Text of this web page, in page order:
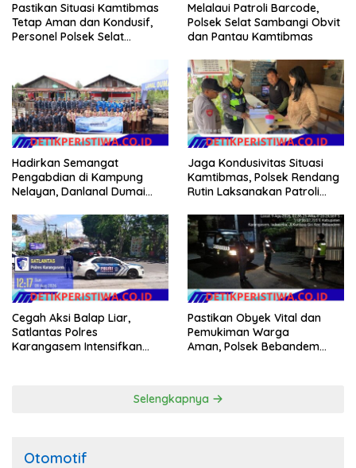
Pastikan Situasi Kamtibmas
Tetap Aman dan Kondusif,
Personel Polsek Selat
Melalaui Patroli Barcode,
Polsek Selat Sambangi Obvit
dan Pantau Kamtibmas
Hadirkan Semangat
Pengabdian di Kampung
Nelayan, Danlanal Dumai
Bersih Pantai
Jaga Kondusivitas Situasi
Kamtibmas, Polsek Rendang
Rutin Laksanakan Patroli
Cegah Aksi Balap Liar,
Satlantas Polres
Karangasem Intensifkan
Pastikan Obyek Vital dan
Pemukiman Warga
Aman, Polsek Bebandem
Selengkapnya
Otomotif